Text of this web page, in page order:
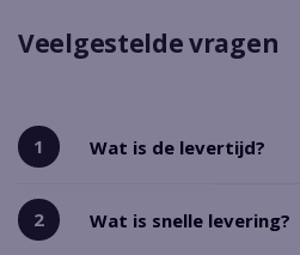
Veelgestelde vragen
Wat is de levertijd?
Wat is snelle levering?